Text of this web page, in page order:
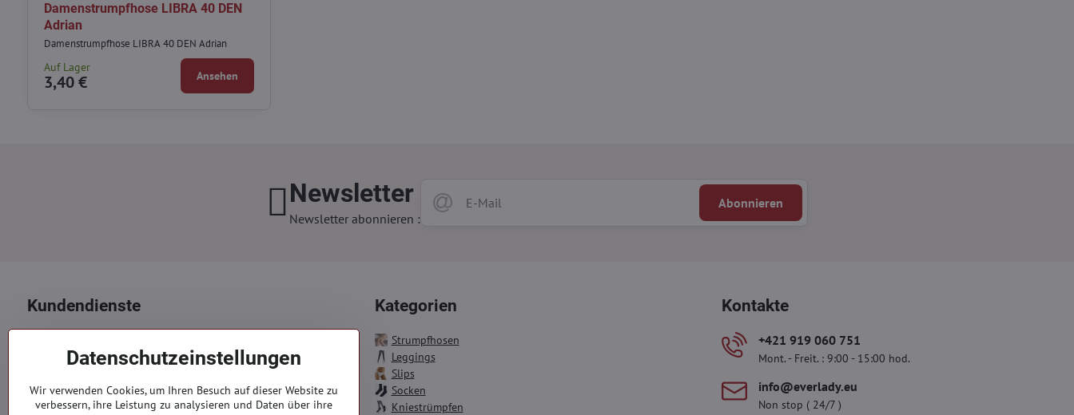
Damenstrumpfhose LIBRA 40 DEN
Adrian
Damenstrumpfhose LIBRA 40 DEN Adrian
Auf Lager
3,40 € Ansehen
Newsletter
Newsletter abonnieren :
Abonnieren
Kundendienste
Reklamation
Kontakte
Kategorien
Strumpfhosen
Leggings
Slips
Socken
Kniestrümpfen
Kontakte
+421 919 060 751
Mont. - Freit. : 9:00 - 15:00 hod.
info​​@everlady​​.eu
Non stop ( 24/7 )
Datenschutzeinstellungen
Wir verwenden Cookies, um Ihren Besuch auf dieser Website zu
verbessern, ihre Leistung zu analysieren und Daten über ihre